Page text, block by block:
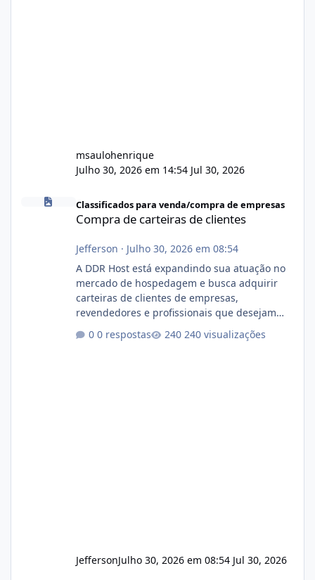
msaulohenrique
Julho 30, 2026 em 14:54 Jul 30, 2026
Compra de carteiras de clientes
Classificados para venda/compra de empresas
Compra de carteiras de clientes
Jefferson · Julho 30, 2026 em 08:54
A DDR Host está expandindo sua atuação no
mercado de hospedagem e busca adquirir
carteiras de clientes de empresas,
revendedores e profissionais que desejam
encerrar suas atividades ou reduzir sua
operação. Se você possui clientes ativos de
0 respostas 240 visualizações
JeffersonJulho 30, 2026 em 08:54 Jul 30, 2026